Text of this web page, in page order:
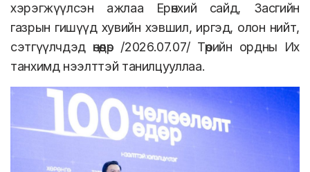
хэрэгжүүлсэн ажлаа Ерөнхий сайд, Засгийн
газрын гишүүд хувийн хэвшил, иргэд, олон нийт,
сэтгүүлчдэд өнөөдөр /2026.07.07/ Төрийн ордны Их
танхимд нээлттэй танилцууллаа.